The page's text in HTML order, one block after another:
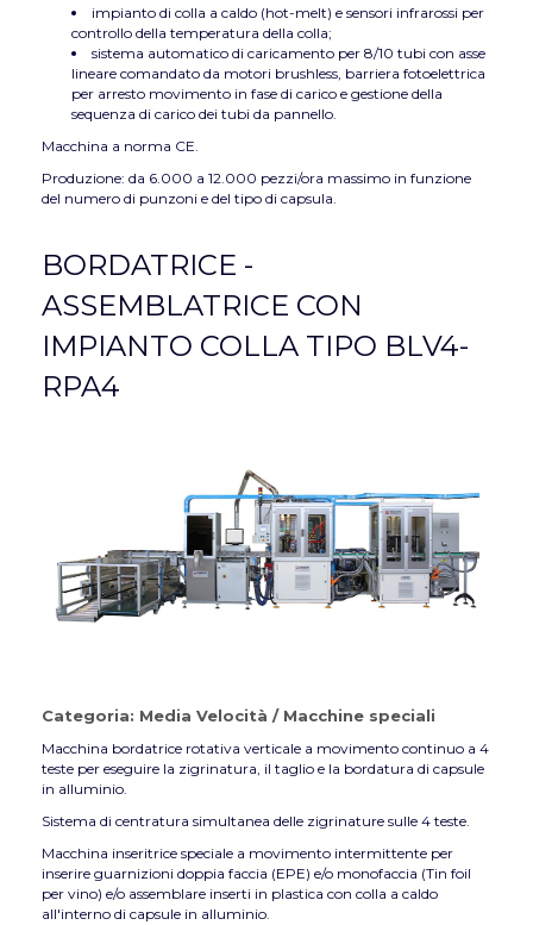
impianto di colla a caldo (hot-melt) e sensori infrarossi per
controllo della temperatura della colla;
sistema automatico di caricamento per 8/10 tubi con asse
lineare comandato da motori brushless, barriera fotoelettrica
per arresto movimento in fase di carico e gestione della
sequenza di carico dei tubi da pannello.
Macchina a norma CE.
Produzione: da 6.000 a 12.000 pezzi/ora massimo in funzione
del numero di punzoni e del tipo di capsula.
BORDATRICE -
ASSEMBLATRICE CON
IMPIANTO COLLA TIPO BLV4-
RPA4
Categoria: Media Velocità / Macchine speciali
Macchina bordatrice rotativa verticale a movimento continuo a 4
teste per eseguire la zigrinatura, il taglio e la bordatura di capsule
in alluminio.
Sistema di centratura simultanea delle zigrinature sulle 4 teste.
Macchina inseritrice speciale a movimento intermittente per
inserire guarnizioni doppia faccia (EPE) e/o monofaccia (Tin foil
per vino) e/o assemblare inserti in plastica con colla a caldo
all'interno di capsule in alluminio.